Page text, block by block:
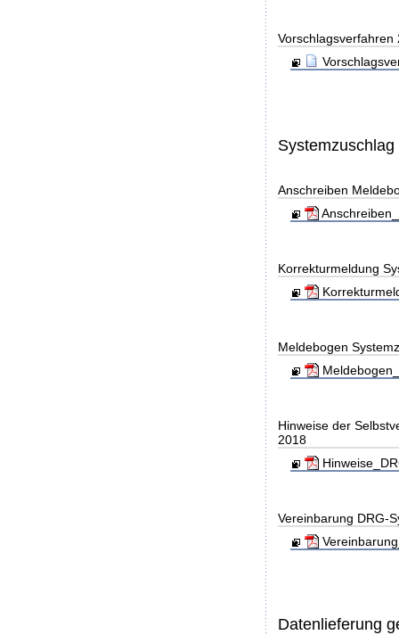
Systemzuschlag
Anschreiben
Korrekturmeldung
Meldebogen
Hinweise der
2018
Vereinbarung DRG-
Datenlieferung